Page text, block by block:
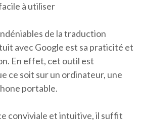
à utiliser
de la traduction
avec Google est sa praticité et
En effet, cet outil est
ce soit sur un ordinateur, une
portable.
conviviale et intuitive, il suffit